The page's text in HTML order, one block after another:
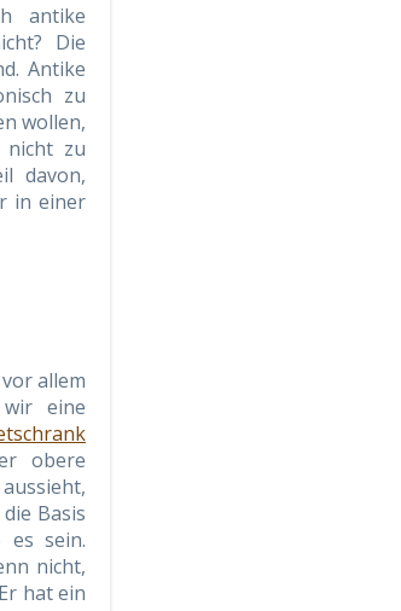
antike
Die
Antike
zu
wollen,
nicht zu
davon,
in einer
allem
eine
obere
Basis
es sein.
nicht,
hat ein